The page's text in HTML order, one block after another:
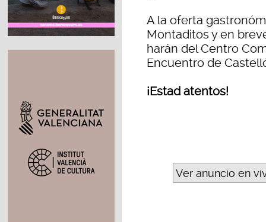
A la oferta
Montaditos y en
harán del Centro
Encuentro de
¡Estad atentos!
Ver anuncio en